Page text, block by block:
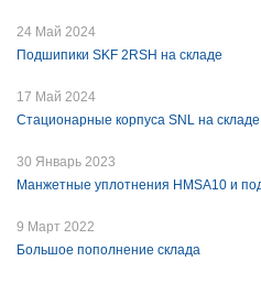
24 Май 2024
Подшипики SKF 2RSH на складе
17 Май 2024
Стационарные корпуса SNL на складе
30 Январь 2023
Манжетные уплотнения HMSA10 и
9 Март 2022
Большое пополнение склада